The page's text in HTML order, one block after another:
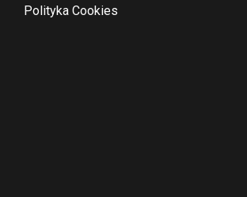
Polityka Cookies